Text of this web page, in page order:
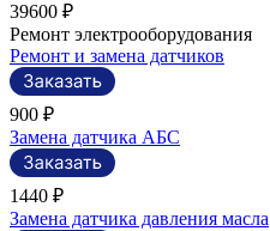
39600 ₽
Ремонт электрооборудования
Ремонт и замена датчиков
900 ₽
Замена датчика АБС
1440 ₽
Замена датчика давления масла